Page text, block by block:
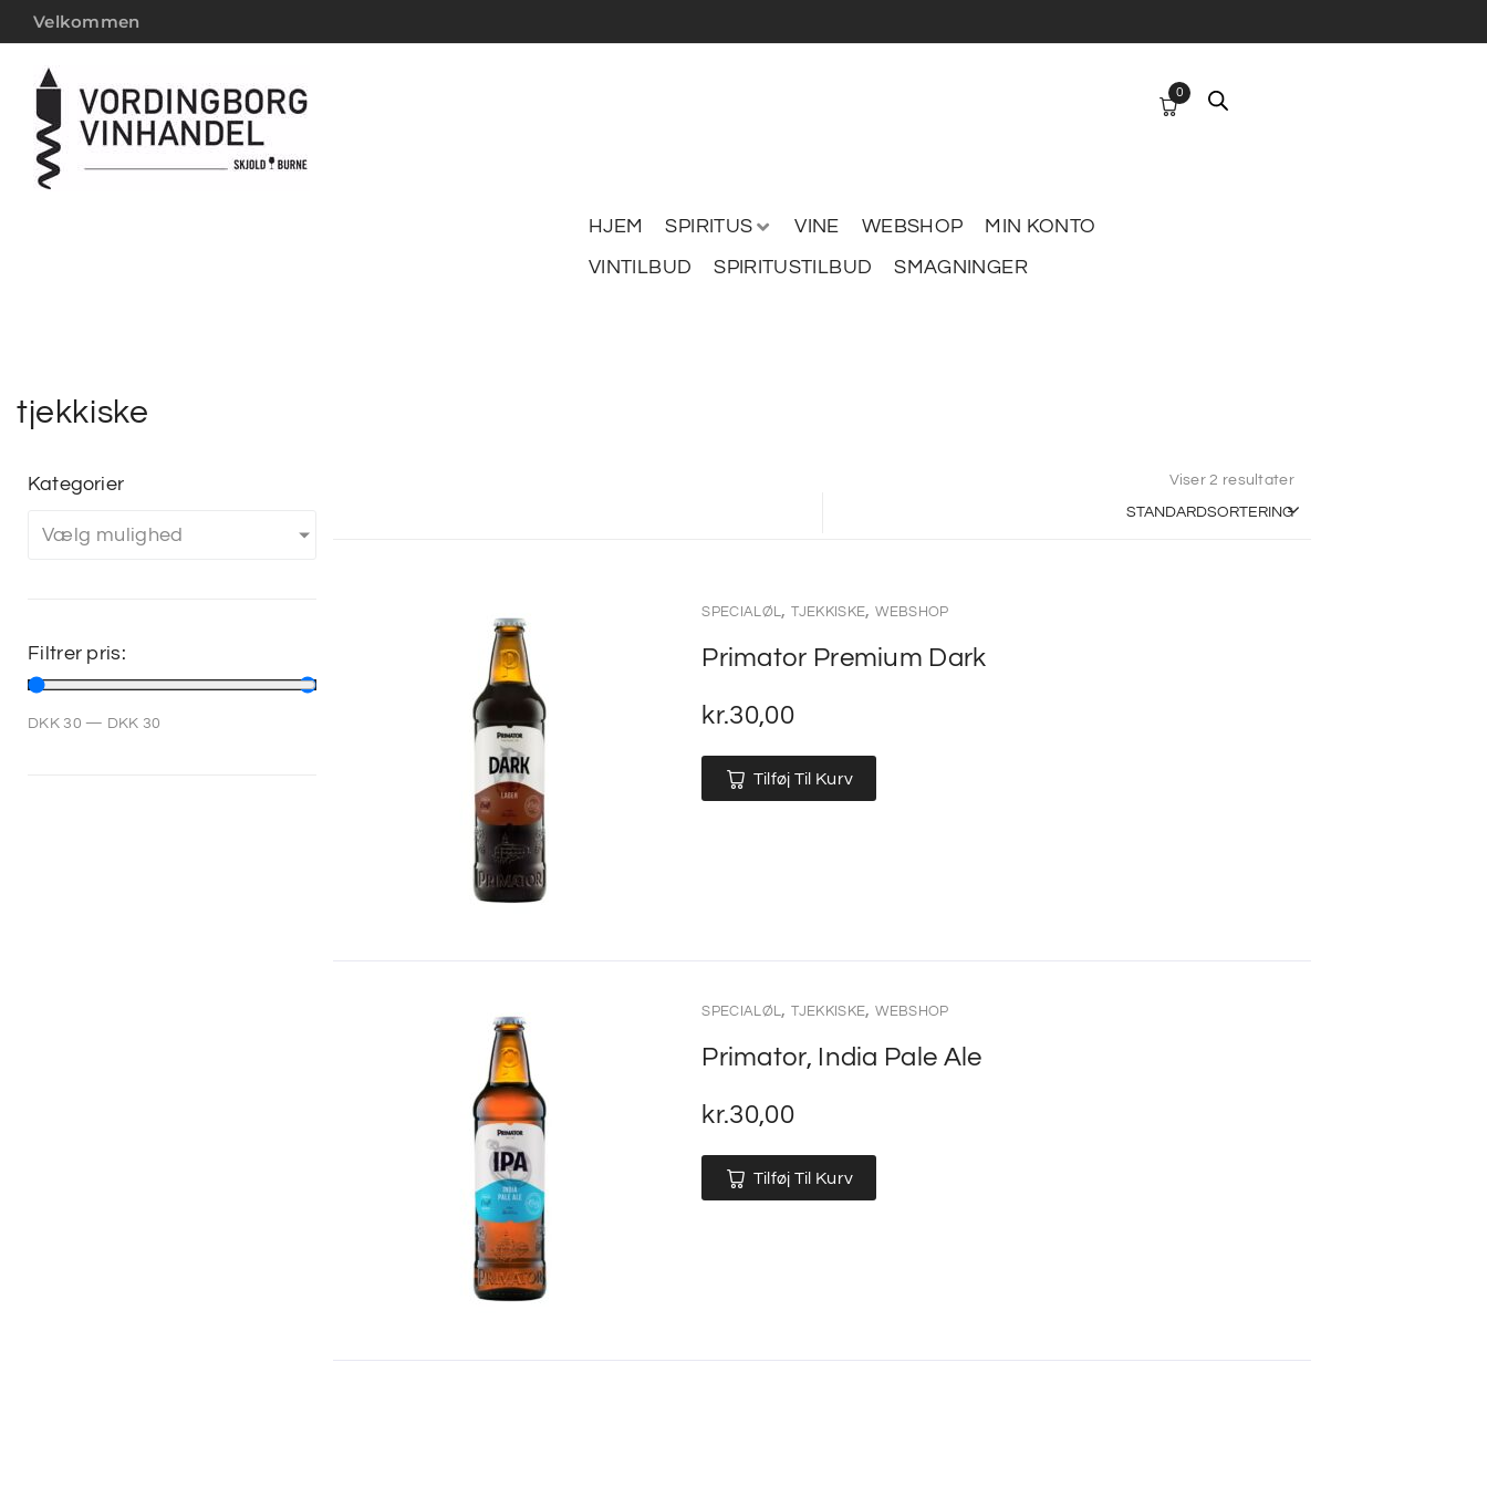
Velkommen
HJEM SPIRITUS VINE WEBSHOP
MIN KONTO
VINTILBUD
SPIRITUSTILBUD SMAGNINGER
0
tjekkiske
Kategorier
Vælg mulighed
Filtrer pris:
DKK 30 — DKK 30
Viser 2 resultater
SPECIALØL,TJEKKISKE,WEBSHOP
Primator Premium Dark
kr.30,00
Tilføj Til Kurv
SPECIALØL,TJEKKISKE,WEBSHOP
Primator, India Pale Ale
kr.30,00
Tilføj Til Kurv